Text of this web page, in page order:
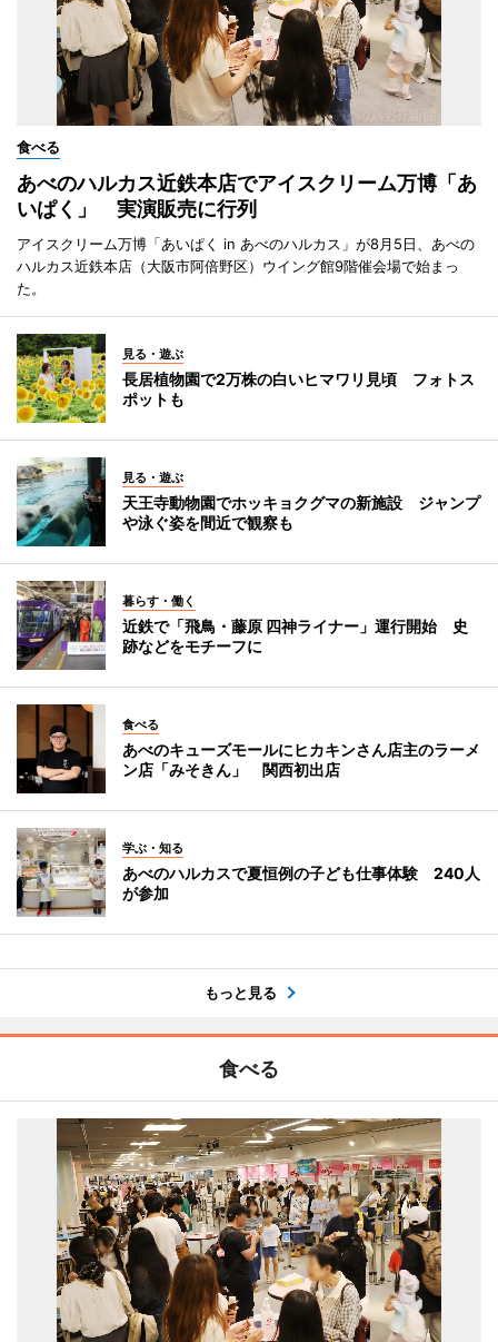
食べる
あべのハルカス近鉄本店でアイスクリーム万博「あ
いぱく」 実演販売に行列
アイスクリーム万博「あいぱく in あべのハルカス」が8月5日、あべの
ハルカス近鉄本店（大阪市阿倍野区）ウイング館9階催会場で始まっ
た。
見る・遊ぶ
長居植物園で2万株の白いヒマワリ見頃 フォトス
ポットも
見る・遊ぶ
天王寺動物園でホッキョクグマの新施設 ジャンプ
や泳ぐ姿を間近で観察も
暮らす・働く
近鉄で「飛鳥・藤原 四神ライナー」運行開始 史
跡などをモチーフに
食べる
あべのキューズモールにヒカキンさん店主のラーメ
ン店「みそきん」 関西初出店
学ぶ・知る
あべのハルカスで夏恒例の子ども仕事体験 240人
が参加
もっと見る
食べる